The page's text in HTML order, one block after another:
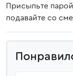
Присыпьте
подавайте со